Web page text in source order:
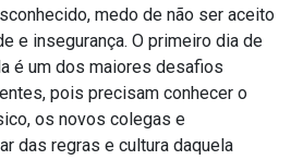
medo de não ser aceito
e insegurança. O primeiro dia de
é um dos maiores desafios
pois precisam conhecer o
os novos colegas e
das regras e cultura daquela